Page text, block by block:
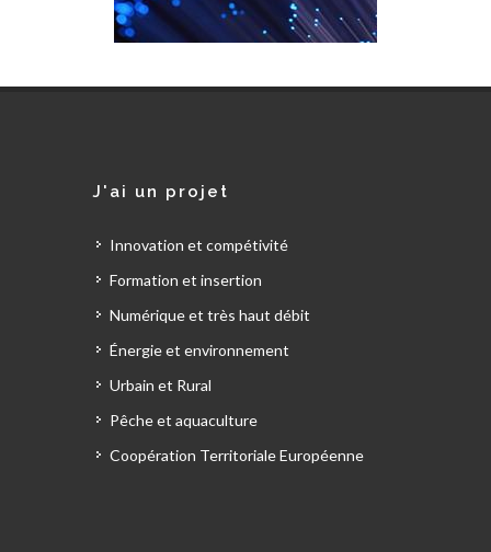
J'ai un projet
Innovation et compétivité
Formation et insertion
Numérique et très haut débit
Énergie et environnement
Urbain et Rural
Pêche et aquaculture
Coopération Territoriale Européenne